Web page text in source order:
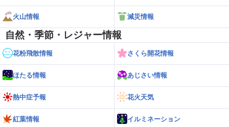
火山情報 減災情報
自然・季節・レジャー情報
花粉飛散情報 さくら開花情報
ほたる情報 あじさい情報
熱中症予報 花火天気
紅葉情報 イルミネーション